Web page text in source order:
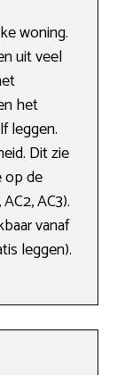
woning.
uit veel
het
leggen.
Dit zie
op de
AC3).
vanaf
leggen).